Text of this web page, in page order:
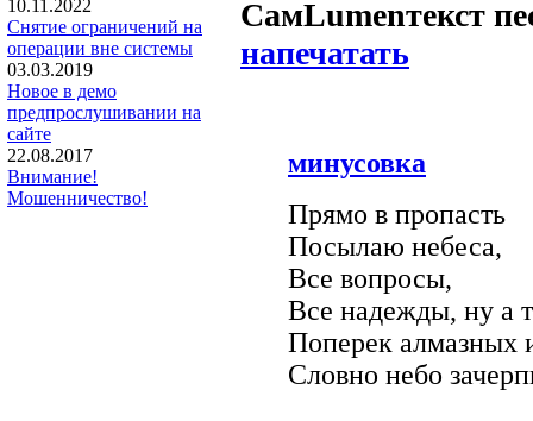
10.11.2022
Снятие ограничений на
операции вне системы
03.03.2019
Новое в демо
предпрослушивании на
сайте
22.08.2017
Внимание!
Мошенничество!
СамLumenтекст
напечатать
минусовка
Прямо в пропасть
Посылаю небеса,
Все вопросы,
Все надежды, ну а
Поперек алмазных
Словно небо